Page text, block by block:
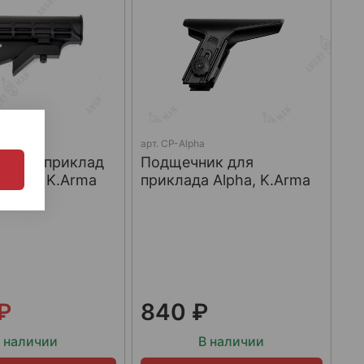
приклад
/ K.Arma
наличии
арт. CP-Alpha
Подщечник для
приклада Alpha, K.Arma
840 ₽
В наличии